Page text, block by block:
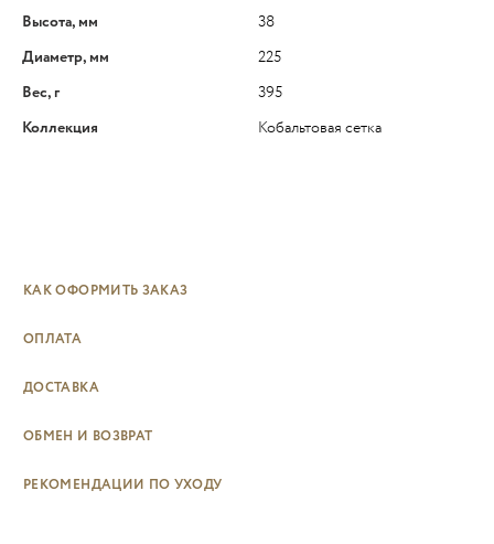
Высота, мм
38
Диаметр, мм
225
Вес, г
395
Коллекция
Кобальтовая сетка
КАК ОФОРМИТЬ ЗАКАЗ
ОПЛАТА
ДОСТАВКА
ОБМЕН И ВОЗВРАТ
РЕКОМЕНДАЦИИ ПО УХОДУ